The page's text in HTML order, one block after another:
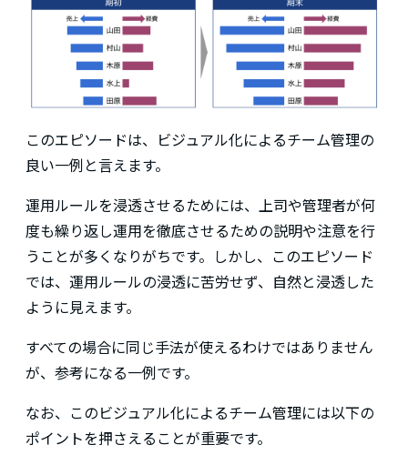
このエピソードは、ビジュアル化によるチーム管理の
良い一例と言えます。
運用ルールを浸透させるためには、上司や管理者が何
度も繰り返し運用を徹底させるための説明や注意を行
うことが多くなりがちです。しかし、このエピソード
では、運用ルールの浸透に苦労せず、自然と浸透した
ように見えます。
すべての場合に同じ手法が使えるわけではありません
が、参考になる一例です。
なお、このビジュアル化によるチーム管理には以下の
ポイントを押さえることが重要です。